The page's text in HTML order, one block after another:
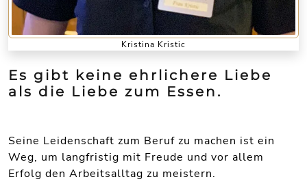
Kristina Kristic
Es gibt keine ehrlichere Liebe
als die Liebe zum Essen.
Seine Leidenschaft zum Beruf zu machen ist ein
Weg, um langfristig mit Freude und vor allem
Erfolg den Arbeitsalltag zu meistern.